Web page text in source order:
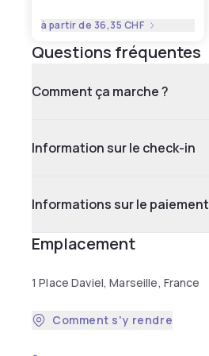
à partir de 36,35 CHF
Questions fréquentes
Comment ça marche ?
Information sur le check-in
Informations sur le paiement
Emplacement
1 Place Daviel, Marseille, France
Comment s'y rendre